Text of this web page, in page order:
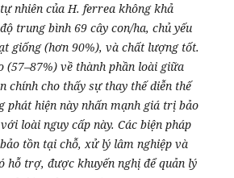
nhiên của H. ferrea không khả
trung bình 69 cây con/ha, chủ yếu
giống (hơn 90%), và chất lượng tốt.
(57–87%) về thành phần loài giữa
chính cho thấy sự thay thế diễn thế
phát hiện này nhấn mạnh giá trị bảo
loài nguy cấp này. Các biện pháp
tồn tại chỗ, xử lý lâm nghiệp và
hỗ trợ, được khuyến nghị để quản lý